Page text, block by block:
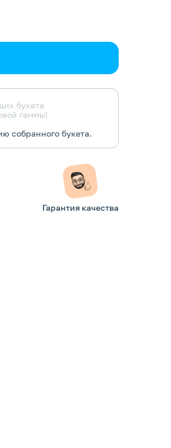
букета
гаммы!
собранного букета.
Гарантия качества